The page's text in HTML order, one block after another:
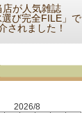
店が人気雑誌
選び完全FILE」で
されました！
2026/8